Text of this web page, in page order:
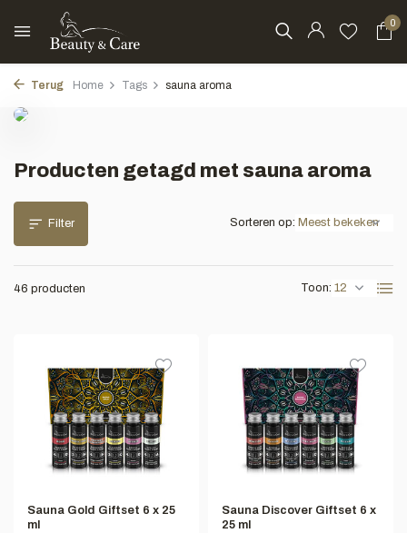
0
Terug Home Tags sauna aroma
Producten getagd met sauna aroma
Filter
46 producten Toon:
Sorteren op:
Sauna Gold Giftset 6 x 25
ml
Sauna Discover Giftset 6 x
25 ml